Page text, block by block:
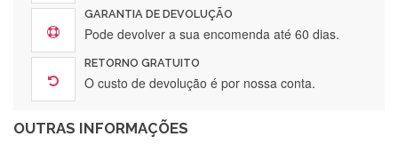
GARANTIA DE DEVOLUÇÃO
Pode devolver a sua encomenda até 60 dias.
RETORNO GRATUITO
O custo de devolução é por nossa conta.
OUTRAS INFORMAÇÕES